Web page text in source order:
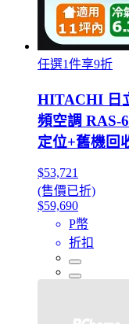
任選1件享9折
HITACHI 日
頻空調 RAS-
定位+舊機回
$53,721
(售價已折)
$59,690
P幣
折扣